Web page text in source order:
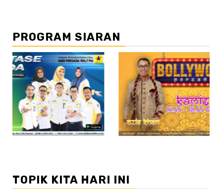
PROGRAM SIARAN
//2
TOPIK KITA HARI INI